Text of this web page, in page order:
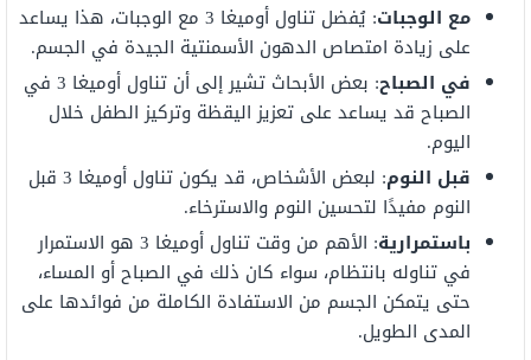
مع الوجبات
: يُفضل تناول أوميغا 3 مع الوجبات، هذا يساعد
على زيادة امتصاص الدهون الأسمنتية الجيدة في الجسم.
في الصباح
: بعض الأبحاث تشير إلى أن تناول أوميغا 3 في
الصباح قد يساعد على تعزيز اليقظة وتركيز الطفل خلال
اليوم.
قبل النوم
: لبعض الأشخاص، قد يكون تناول أوميغا 3 قبل
النوم مفيدًا لتحسين النوم والاسترخاء.
باستمرارية
: الأهم من وقت تناول أوميغا 3 هو الاستمرار
في تناوله بانتظام، سواء كان ذلك في الصباح أو المساء،
حتى يتمكن الجسم من الاستفادة الكاملة من فوائدها على
المدى الطويل.